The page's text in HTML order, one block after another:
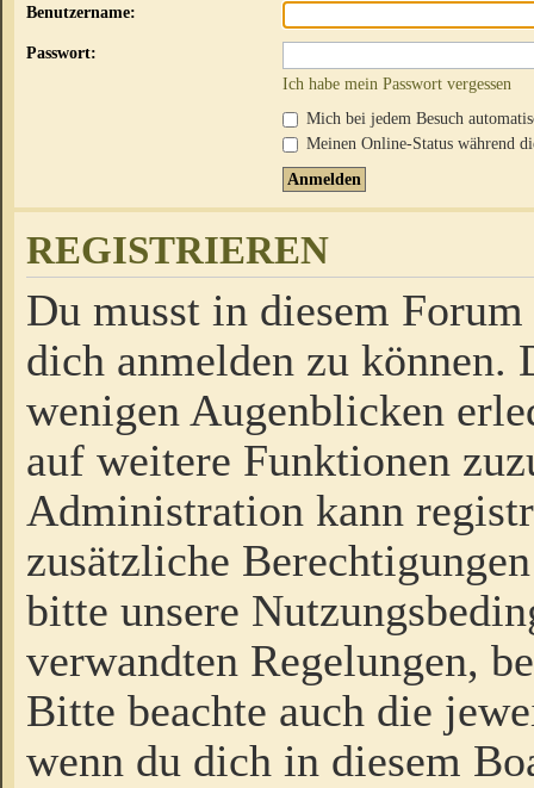
Benutzername:
Passwort:
Ich habe mein Passwort vergessen
Mich bei jedem Besuch
Meinen Online-Status während
REGISTRIEREN
Du musst in diesem
dich anmelden zu
wenigen Augenblicken
auf weitere Funktionen
Administration kann
zusätzliche
bitte unsere
verwandten Regelungen,
Bitte beachte auch die
wenn du dich in diesem